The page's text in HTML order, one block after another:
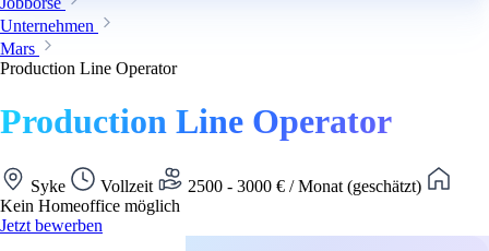
Unternehmen
Mars
Production Line Operator
Production Line Operator
Syke Vollzeit
2500 - 3000 € / Monat (geschätzt)
Kein Homeoffice möglich
Jetzt bewerben